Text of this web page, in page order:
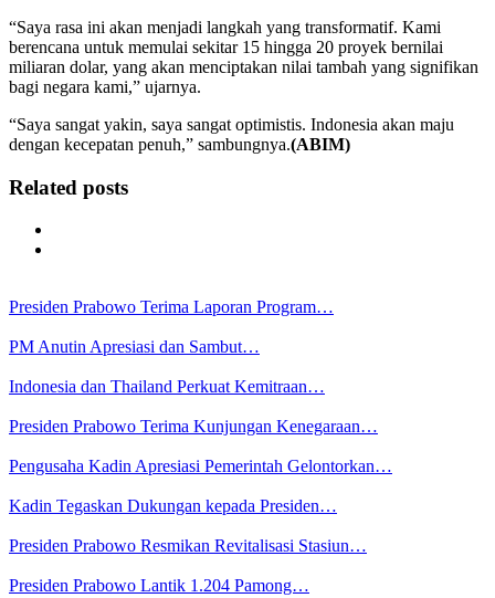
“Saya rasa ini akan menjadi langkah yang transformatif. Kami
berencana untuk memulai sekitar 15 hingga 20 proyek bernilai
miliaran dolar, yang akan menciptakan nilai tambah yang signifikan
bagi negara kami,” ujarnya.
“Saya sangat yakin, saya sangat optimistis. Indonesia akan maju
dengan kecepatan penuh,” sambungnya.(ABIM)
Related posts
Presiden Prabowo Terima Laporan Program…
PM Anutin Apresiasi dan Sambut…
Indonesia dan Thailand Perkuat Kemitraan…
Presiden Prabowo Terima Kunjungan Kenegaraan…
Pengusaha Kadin Apresiasi Pemerintah Gelontorkan…
Kadin Tegaskan Dukungan kepada Presiden…
Presiden Prabowo Resmikan Revitalisasi Stasiun…
Presiden Prabowo Lantik 1.204 Pamong…